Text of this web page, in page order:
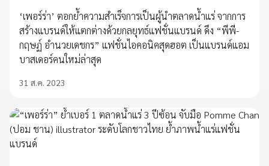
‘เพอร์ร่า’ ตอกย้ำความสำเร็จการเป็นผู้นำตลาดน้ำแร่ จากการ
สร้างแบรนด์ให้แตกต่างด้วยกลยุทธ์แฟชั่นแบรนด์ ดึง “พีพี-
กฤษฏ์ อำนวยเดชกร” แฟชั่นไอคอนิคสุดฮอต เป็นแบรนด์แอม
บาสเดอร์คนใหม่ล่าสุด
31 ส.ค. 2023